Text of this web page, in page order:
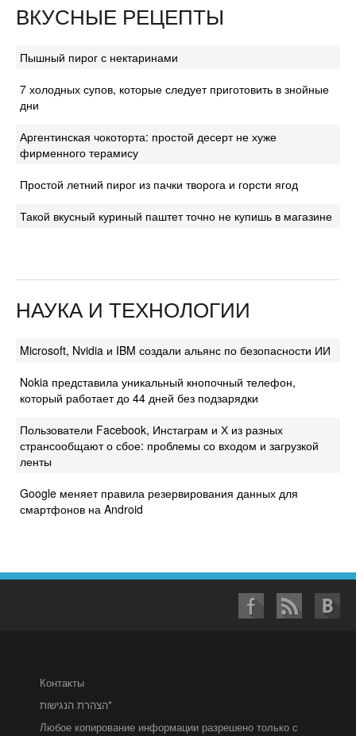
ВКУСНЫЕ РЕЦЕПТЫ
Пышный пирог с нектаринами
7 холодных супов, которые следует приготовить в знойные
дни
Аргентинская чокоторта: простой десерт не хуже
фирменного терамису
Простой летний пирог из пачки творога и горсти ягод
Такой вкусный куриный паштет точно не купишь в магазине
НАУКА И ТЕХНОЛОГИИ
Microsoft, Nvidia и IBM создали альянс по безопасности ИИ
Nokia представила уникальный кнопочный телефон,
который работает до 44 дней без подзарядки
Пользователи Facebook, Инстаграм и Х из разных
странсообщают о сбое: проблемы со входом и загрузкой
ленты
Google меняет правила резервирования данных для
смартфонов на Android
Контакты
הצהרת הנגישות*
Любое копирование информации разрешено только с